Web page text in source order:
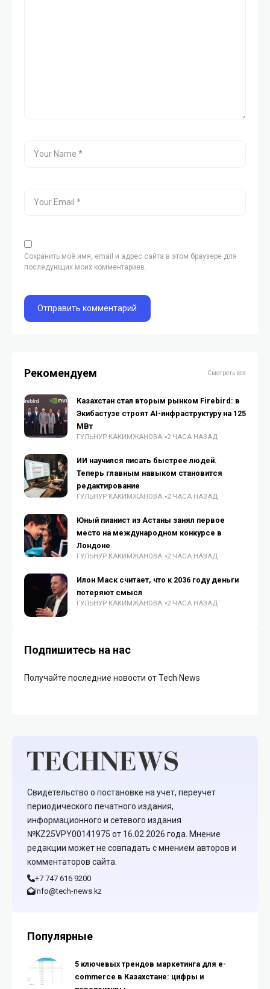
Сохранить моё имя, email и адрес сайта в этом браузере для
последующих моих комментариев.
Рекомендуем Смотреть все
Казахстан стал вторым рынком Firebird: в
Экибастузе строят AI-инфраструктуру на 125
МВт
ГУЛЬНУР КАКИМЖАНОВА 2 ЧАСА НАЗАД
ИИ научился писать быстрее людей.
Теперь главным навыком становится
редактирование
ГУЛЬНУР КАКИМЖАНОВА 2 ЧАСА НАЗАД
Юный пианист из Астаны занял первое
место на международном конкурсе в
Лондоне
ГУЛЬНУР КАКИМЖАНОВА 2 ЧАСА НАЗАД
Илон Маск считает, что к 2036 году деньги
потеряют смысл
ГУЛЬНУР КАКИМЖАНОВА 2 ЧАСА НАЗАД
Подпишитесь на нас
Получайте последние новости от Tech News
Свидетельство о постановке на учет, переучет
периодического печатного издания,
информационного и сетевого издания
№KZ25VPY00141975 от 16.02.2026 года. Мнение
редакции может не совпадать с мнением авторов и
комментаторов сайта.
+7 747 616 9200
info@tech-news.kz
Популярные
5 ключевых трендов маркетинга для e-
commerce в Казахстане: цифры и